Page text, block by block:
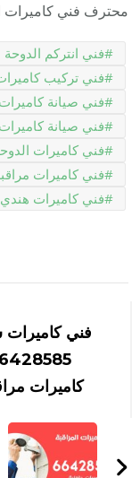
محترف فني كاميرات
فني انتركم الدوحة
فني تركيب
فني صيانة كاميرات
فني صيانة
فني كاميرات
فني كاميرات
فني كاميرات هندي
بين
التدوينات
فني كاميرات
كاميرات